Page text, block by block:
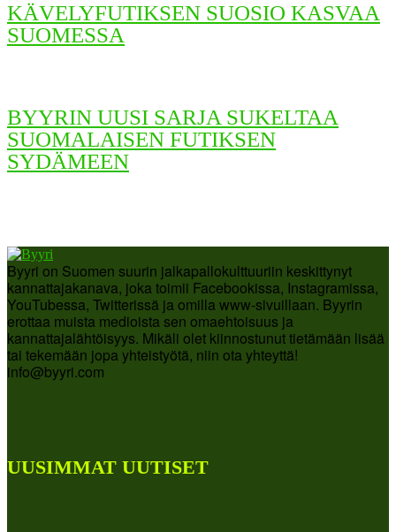
KÄVELYFUTIKSEN SUOSIO KASVAA
SUOMESSA
BYYRIN UUSI SARJA SUKELTAA
SUOMALAISEN FUTIKSEN
SYDÄMEEN
Byyri on Suomen suurin jalkapallokulttuuriin keskittynyt
kannattajakanava, joka toimii Facebookissa, Instagramissa,
YouTubessa, Twitterissä ja omilla www-sivuillaan. Byyrin
erottaa muista medioista sen omaehtoisuus ja
kannattajalähtöisyys. Mikäli olet kiinnostunut tietämään lisää
tai tekemään jopa yhteistyötä, niin ota yhteyttä!
info@byyri.com
UUSIMMAT UUTISET